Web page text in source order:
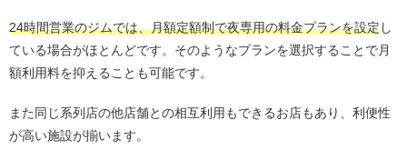
24時間営業のジムでは、月額定額制で夜専用の料金プランを設定し
ている場合がほとんどです。そのようなプランを選択することで月
額利用料を抑えることも可能です。
また同じ系列店の他店舗との相互利用もできるお店もあり、利便性
が高い施設が揃います。